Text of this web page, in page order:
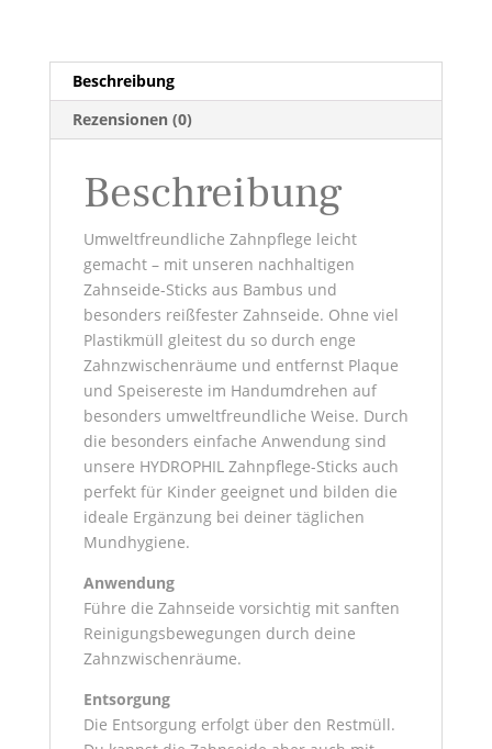
Beschreibung
Rezensionen (0)
Beschreibung
Umweltfreundliche Zahnpflege leicht
gemacht – mit unseren nachhaltigen
Zahnseide-Sticks aus Bambus und
besonders reißfester Zahnseide. Ohne viel
Plastikmüll gleitest du so durch enge
Zahnzwischenräume und entfernst Plaque
und Speisereste im Handumdrehen auf
besonders umweltfreundliche Weise. Durch
die besonders einfache Anwendung sind
unsere HYDROPHIL Zahnpflege-Sticks auch
perfekt für Kinder geeignet und bilden die
ideale Ergänzung bei deiner täglichen
Mundhygiene.
Anwendung
Führe die Zahnseide vorsichtig mit sanften
Reinigungsbewegungen durch deine
Zahnzwischenräume.
Entsorgung
Die Entsorgung erfolgt über den Restmüll.